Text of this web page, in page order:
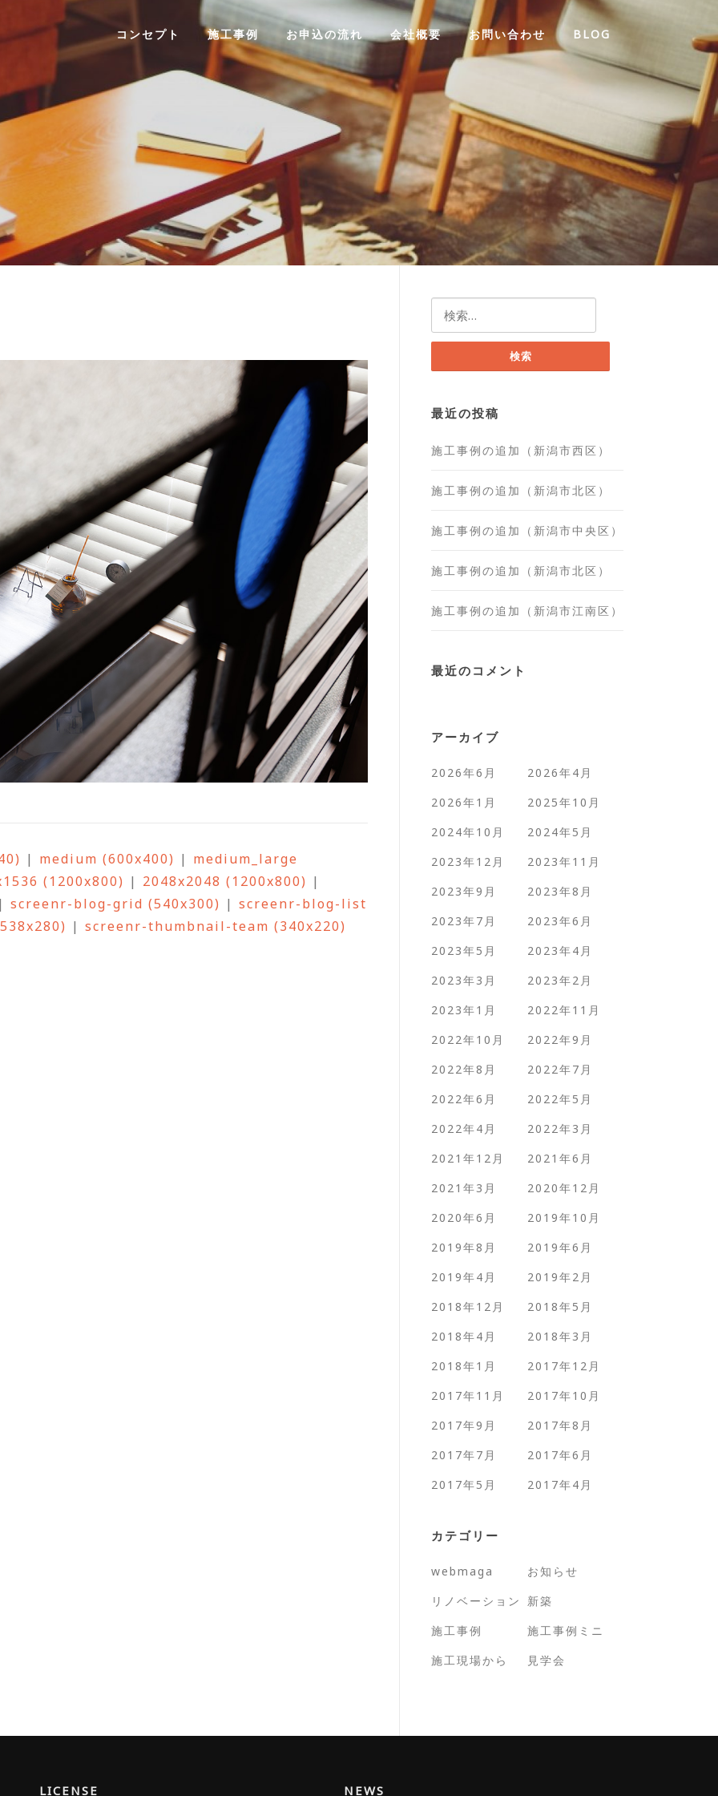
コンセプト 施工事例 お申込の流れ 会社概要 お問い合わせ BLOG
| medium (600x400) | medium_large
(1200x800) | 2048x2048 (1200x800) |
| screenr-blog-grid (540x300) | screenr-blog-list
| screenr-thumbnail-team (340x220)
索:
最近の投稿
施工事例の追加（新潟市西区）
施工事例の追加（新潟市北区）
施工事例の追加（新潟市中央区）
施工事例の追加（新潟市北区）
施工事例の追加（新潟市江南区）
最近のコメント
アーカイブ
2026年6月
2026年4月
2026年1月
2025年10月
2024年10月
2024年5月
2023年12月
2023年11月
2023年9月
2023年8月
2023年7月
2023年6月
2023年5月
2023年4月
2023年3月
2023年2月
2023年1月
2022年11月
2022年10月
2022年9月
2022年8月
2022年7月
2022年6月
2022年5月
2022年4月
2022年3月
2021年12月
2021年6月
2021年3月
2020年12月
2020年6月
2019年10月
2019年8月
2019年6月
2019年4月
2019年2月
2018年12月
2018年5月
2018年4月
2018年3月
2018年1月
2017年12月
2017年11月
2017年10月
2017年9月
2017年8月
2017年7月
2017年6月
2017年5月
2017年4月
カテゴリー
webmaga
お知らせ
リノベーション
新築
施工事例
施工事例ミニ
施工現場から
見学会
LICENSE NEWS